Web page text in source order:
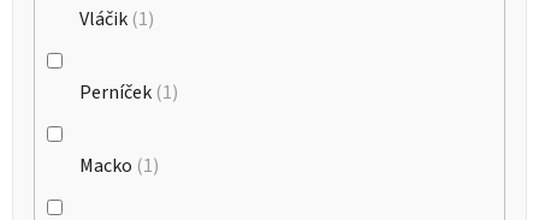
Vláčik 1
Perníček 1
Macko 1